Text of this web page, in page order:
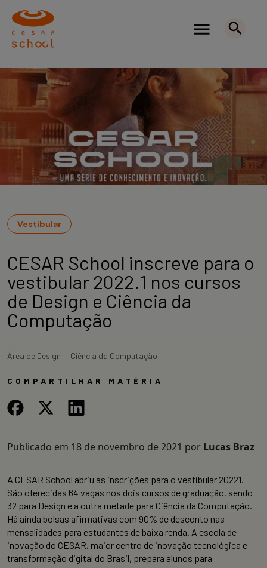
Vestibular
CESAR School inscreve para o
vestibular 2022.1 nos cursos
de Design e Ciência da
Computação
Área de Design Ciência da Computação
COMPARTILHAR MATÉRIA
Publicado em 18 de novembro de 2021 por Lucas Braz
A CESAR School abriu as inscrições para o vestibular 20221.
São oferecidas 64 vagas nos dois cursos de graduação, sendo
32 para Design e a outra metade para Ciência da Computação.
Há ainda bolsas afirmativas com 90% de desconto nas
mensalidades para estudantes de baixa renda. A escola de
inovação do CESAR, maior centro de inovação tecnológica e
transformação digital do Brasil, prepara alunos para